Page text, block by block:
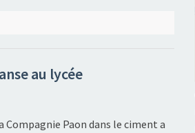
au lycée
Compagnie Paon dans le ciment a